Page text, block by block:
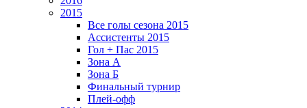
2015
Все голы сезона 2015
Ассистенты 2015
Гол + Пас 2015
Зона А
Зона Б
Финальный турнир
Плей-офф